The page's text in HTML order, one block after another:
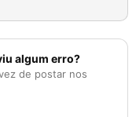
algum erro?
de postar nos